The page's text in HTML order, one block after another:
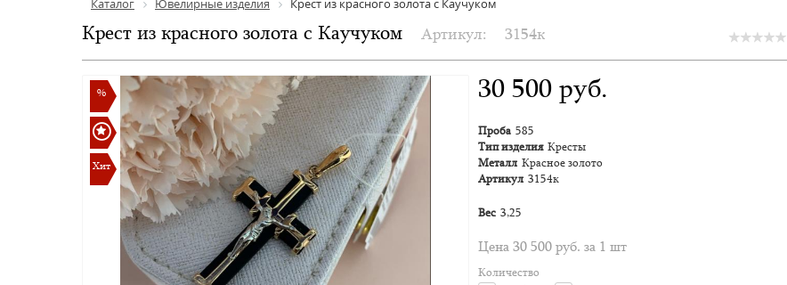
Каталог Ювелирные изделия Крест из красного золота с Каучуком
Крест из красного золота с Каучуком Артикул: 3154к
%
Хит
30 500 руб.
Проба 585
Тип изделия Кресты
Металл Красное золото
Артикул 3154к
Вес 3,25
Цена 30 500 руб. за 1 шт
Количество